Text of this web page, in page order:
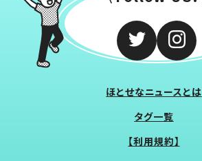
ほとせなニュースとは
タグ一覧
【利用規約】